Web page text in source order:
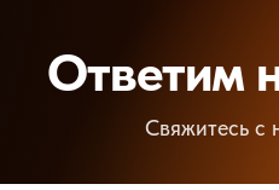
Ответим
Свяжитесь с